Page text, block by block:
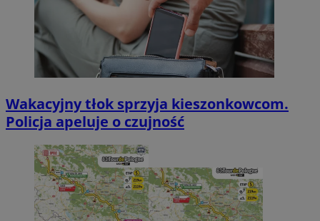
Wakacyjny tłok sprzyja kieszonkowcom.
Policja apeluje o czujność